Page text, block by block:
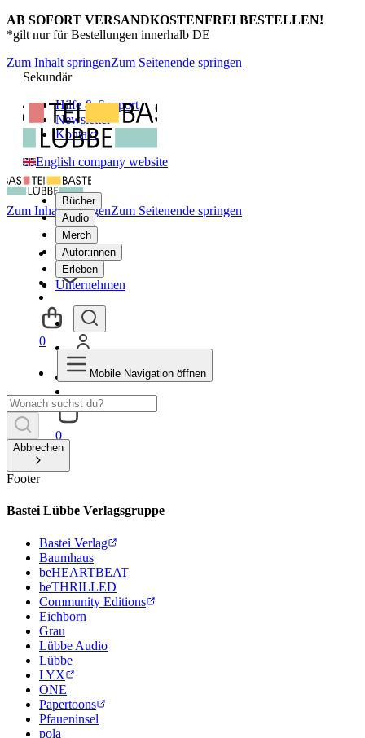
AB SOFORT VERSANDKOSTENFREI BESTELLEN!
*gilt nur für Bestellungen innerhalb DE
Zum Inhalt springenZum Seitenende springen
Sekundär
Hilfe & Support
Newsletter
Kontakt
English company website
Bücher
Audio
Merch
Autor:innen
Erleben
Unternehmen
0
Zum Inhalt springenZum Seitenende springen
0
Mobile Navigation öffnen
Abbrechen
Footer
Bastei Lübbe Verlagsgruppe
Bastei Verlag
Baumhaus
beHEARTBEAT
beTHRILLED
Community Editions
Eichborn
Grau
Lübbe Audio
Lübbe
LYX
ONE
Papertoons
Pfaueninsel
pola